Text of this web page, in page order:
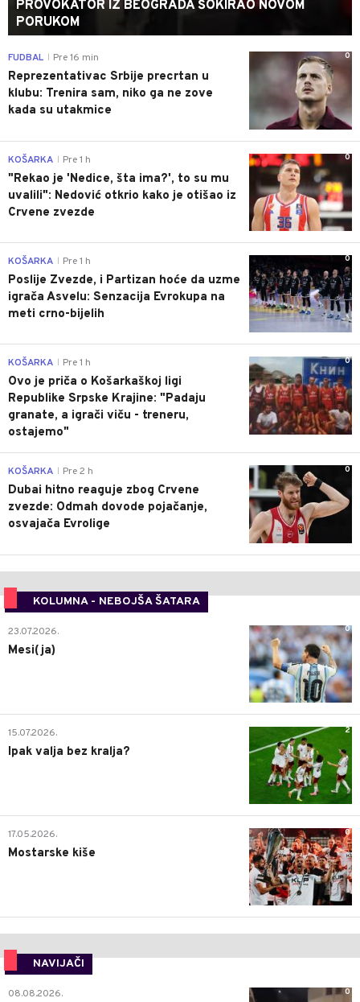
PROVOKATOR IZ BEOGRADA ŠOKIRAO NOVOM
PORUKOM
0
FUDBAL Pre 16 min
Reprezentativac Srbije precrtan u
klubu: Trenira sam, niko ga ne zove
kada su utakmice
0
KOŠARKA Pre 1 h
"Rekao je 'Nedice, šta ima?', to su mu
uvalili": Nedović otkrio kako je otišao iz
Crvene zvezde
0
KOŠARKA Pre 1 h
Poslije Zvezde, i Partizan hoće da uzme
igrača Asvelu: Senzacija Evrokupa na
meti crno-bijelih
0
KOŠARKA Pre 1 h
Ovo je priča o Košarkaškoj ligi
Republike Srpske Krajine: "Padaju
granate, a igrači viču - treneru,
ostajemo"
0
KOŠARKA Pre 2 h
Dubai hitno reaguje zbog Crvene
zvezde: Odmah dovode pojačanje,
osvajača Evrolige
KOLUMNA - NEBOJŠA ŠATARA
0
23.07.2026.
Mesi(ja)
2
15.07.2026.
Ipak valja bez kralja?
0
17.05.2026.
Mostarske kiše
NAVIJAČI
0
08.08.2026.